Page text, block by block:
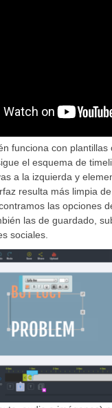
funciona con plantillas
el esquema de
a la izquierda y
resulta más limpia
las opciones
las de guardado,
sociales.